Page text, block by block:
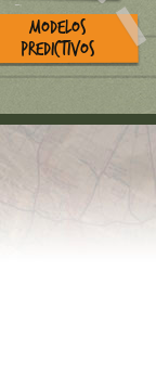
MODELOS
PREDICTIVOS